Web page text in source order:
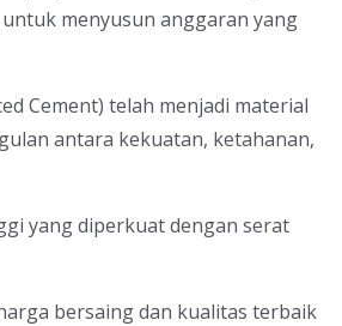
menyusun anggaran yang
Cement) telah menjadi material
antara kekuatan, ketahanan,
yang diperkuat dengan serat
bersaing dan kualitas terbaik